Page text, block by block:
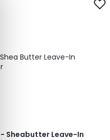
- Sheabutter Leave-In